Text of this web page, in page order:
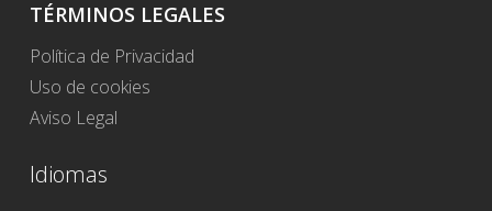
TÉRMINOS LEGALES
Política de Privacidad
Uso de cookies
Aviso Legal
Idiomas